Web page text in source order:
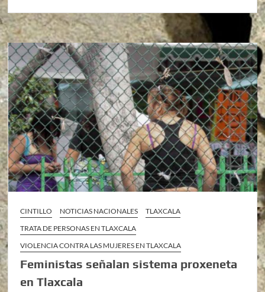
CINTILLO NOTICIAS NACIONALES
TLAXCALA
TRATA DE PERSONAS EN TLAXCALA
VIOLENCIA CONTRA LAS MUJERES EN TLAXCALA
Feministas señalan sistema proxeneta
en Tlaxcala